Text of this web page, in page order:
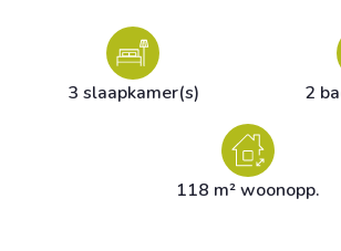
3 slaapkamer(s) 2
118 m² woonopp.